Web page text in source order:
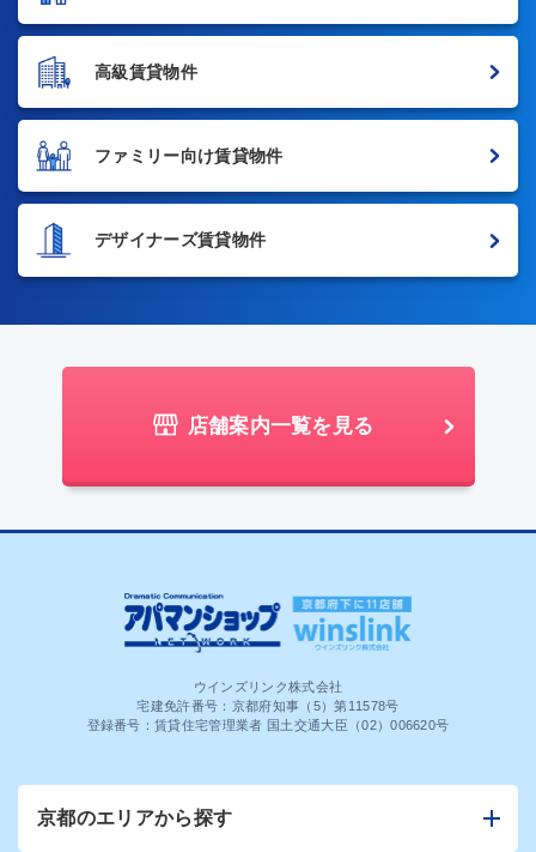
高級賃貸物件
ファミリー向け賃貸物件
デザイナーズ賃貸物件
店舗案内一覧を見る
ウインズリンク株式会社
宅建免許番号：京都府知事（5）第11578号
登録番号：賃貸住宅管理業者 国土交通大臣（02）006620号
京都のエリアから探す